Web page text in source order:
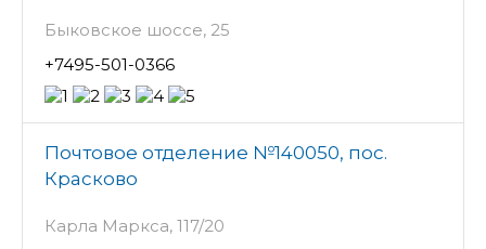
Быковское шоссе, 25
+7495-501-0366
Почтовое отделение №140050, пос.
Красково
Карла Маркса, 117/20